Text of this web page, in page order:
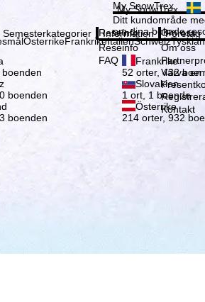
My SnowTrex
My SnowTrex
Ditt kundområde
om dina bokade
ÖsterrikeFrankrikeItalienSchweiz
Frankrike
52 orter, 432
boenden
Slovakien
1 ort, 1 boende
boenden
Österrike
214 orter, 932
Semesterkategorier Information
Reseinfo
Reseinfo
FAQ
Företag
Om oss
Om oss
Värva en
Kontakt